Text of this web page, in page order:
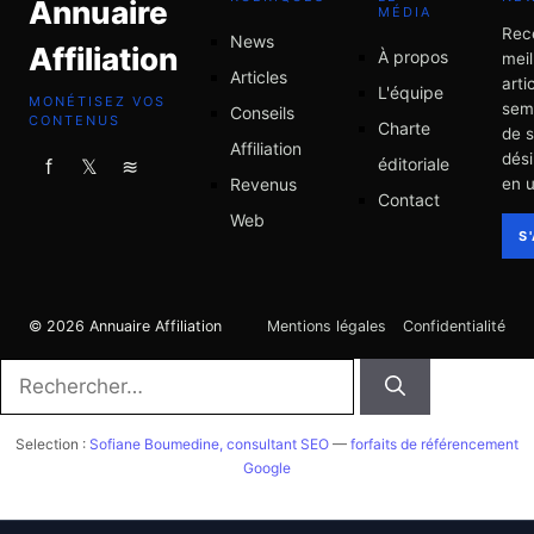
Annuaire
Affiliation
MONÉTISEZ VOS
CONTENUS
f 𝕏 ≋
News
Articles
Conseils
Affiliation
Revenus
Web
MÉDIA
À propos
L'équipe
Charte
éditoriale
Contact
de
en
© 2026 Annuaire Affiliation Mentions légales Confidentialité
Rechercher :
Selection : Sofiane Boumedine, consultant SEO — forfaits de référencement
Google